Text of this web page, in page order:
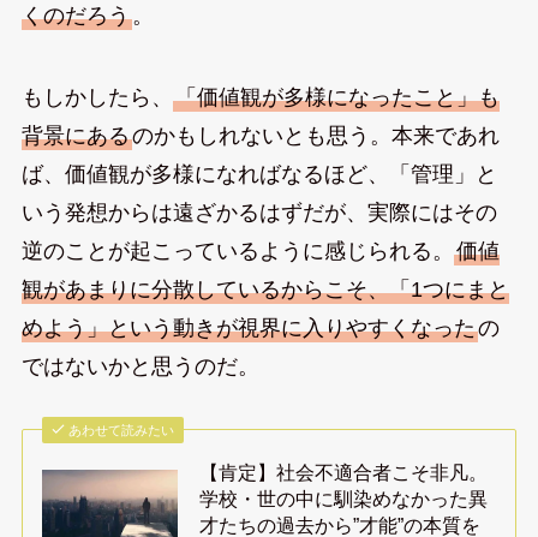
くのだろう。
もしかしたら、 「価値観が多様になったこと」も
背景にあるのかもしれないとも思う。本来であれ
ば、価値観が多様になればなるほど、「管理」と
いう発想からは遠ざかるはずだが、実際にはその
逆のことが起こっているように感じられる。 価値
観があまりに分散しているからこそ、「1つにまと
めよう」という動きが視界に入りやすくなったの
ではないかと思うのだ。
あわせて読みたい
【肯定】社会不適合者こそ非凡。
学校・世の中に馴染めなかった異
才たちの過去から”才能”の本質を